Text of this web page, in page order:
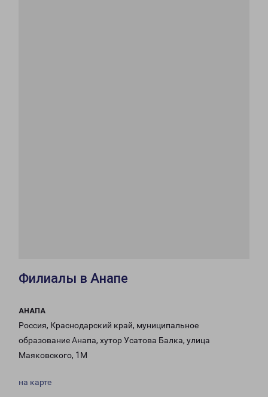
Филиалы в Анапе
АНАПА
Россия, Краснодарский край, муниципальное
образование Анапа, хутор Усатова Балка, улица
Маяковского, 1М
на карте